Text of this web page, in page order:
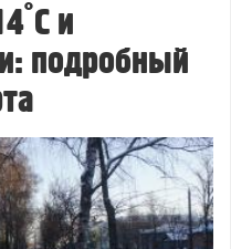
и
подробный